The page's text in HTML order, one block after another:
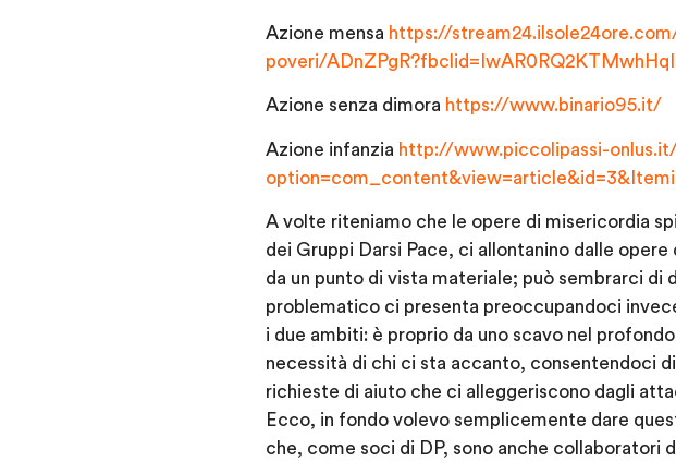
Azione mensa https://
poveri/
Azione senza dimora https://www.binario95.it/
Azione infanzia http://www.piccolipassi-
A volte riteniamo che le opere di misericordia
dei Gruppi Darsi Pace, ci allontanino dalle
da un punto di vista materiale; può sembrarci
problematico ci presenta preoccupandoci
i due ambiti: è proprio da uno scavo nel
necessità di chi ci sta accanto, consentendoci
richieste di aiuto che ci alleggeriscono dagli
Ecco, in fondo volevo semplicemente dare
che, come soci di DP, sono anche collaboratori